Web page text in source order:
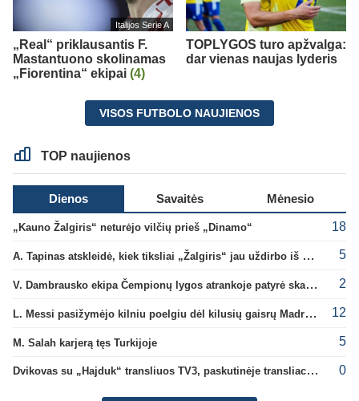
Italijos Serie A
„Real“ priklausantis F.
Mastantuono skolinamas
„Fiorentina“ ekipai (4)
TOPLYGOS turo apžvalga:
dar vienas naujas lyderis
VISOS FUTBOLO NAUJIENOS
TOP naujienos
Dienos Savaitės Mėnesio
„Kauno Žalgiris“ neturėjo vilčių prieš „Dinamo“ 18
A. Tapinas atskleidė, kiek tiksliai „Žalgiris“ jau uždirbo iš UEFA premijų 5
V. Dambrausko ekipa Čempionų lygos atrankoje patyrė skaudžią nesėkmę 2
L. Messi pasižymėjo kilniu poelgiu dėl kilusių gaisrų Madride 12
M. Salah karjerą tęs Turkijoje 5
Dvikovas su „Hajduk“ transliuos TV3, paskutinėje transliacijoje – nauji rekordai 0